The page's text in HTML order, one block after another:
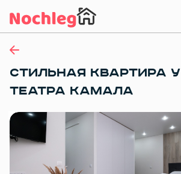
СТИЛЬНАЯ КВАРТИРА
ТЕАТРА КАМАЛА